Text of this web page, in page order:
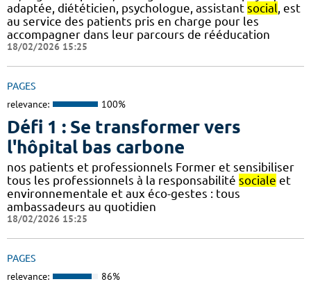
adaptée, diététicien, psychologue, assistant social , est
au service des patients pris en charge pour les
accompagner dans leur parcours de rééducation
18/02/2026 15:25
PAGES
relevance: 100%
Défi 1 : Se transformer vers
l'hôpital bas carbone
nos patients et professionnels Former et sensibiliser
tous les professionnels à la responsabilité sociale et
environnementale et aux éco-gestes : tous
ambassadeurs au quotidien
18/02/2026 15:25
PAGES
relevance: 86%